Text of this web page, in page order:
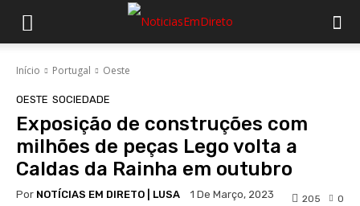
Início Portugal Oeste
OESTE SOCIEDADE
Exposição de construções com
milhões de peças Lego volta a
Caldas da Rainha em outubro
Por NOTÍCIAS EM DIRETO | LUSA 1 De Março, 2023 0
205